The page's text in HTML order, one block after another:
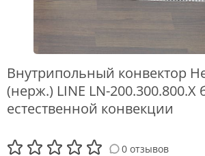
Внутрипольный конвектор
(нерж.) LINE LN-200.300.800.X
естественной конвекции
0 отзывов